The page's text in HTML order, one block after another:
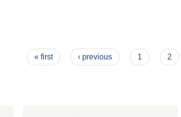
« first ‹ previous 1 2